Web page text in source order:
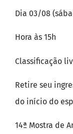
Dia 03/08
Hora às 15h
Classificação
Retire seu
do início do
14ª Mostra de